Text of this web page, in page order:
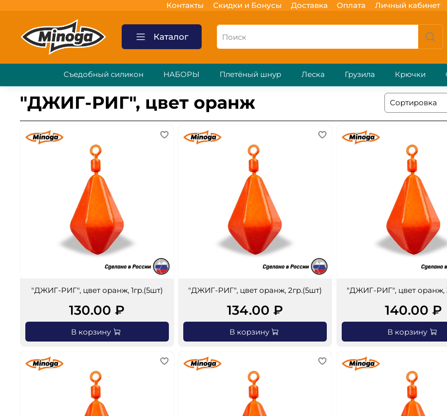
Контакты Скидки и Бонусы Доставка Оплата Личный кабинет
Каталог
Съедобный силикон НАБОРЫ Плетёный шнур Леска Грузила Крючки
"ДЖИГ-РИГ", цвет оранж
"ДЖИГ-РИГ", цвет оранж, 1гр.(5шт)
130.00 ₽
В корзину
"ДЖИГ-РИГ", цвет оранж, 2гр.(5шт)
134.00 ₽
В корзину
"ДЖИГ-РИГ", цвет оранж,
140.00 ₽
В корзину